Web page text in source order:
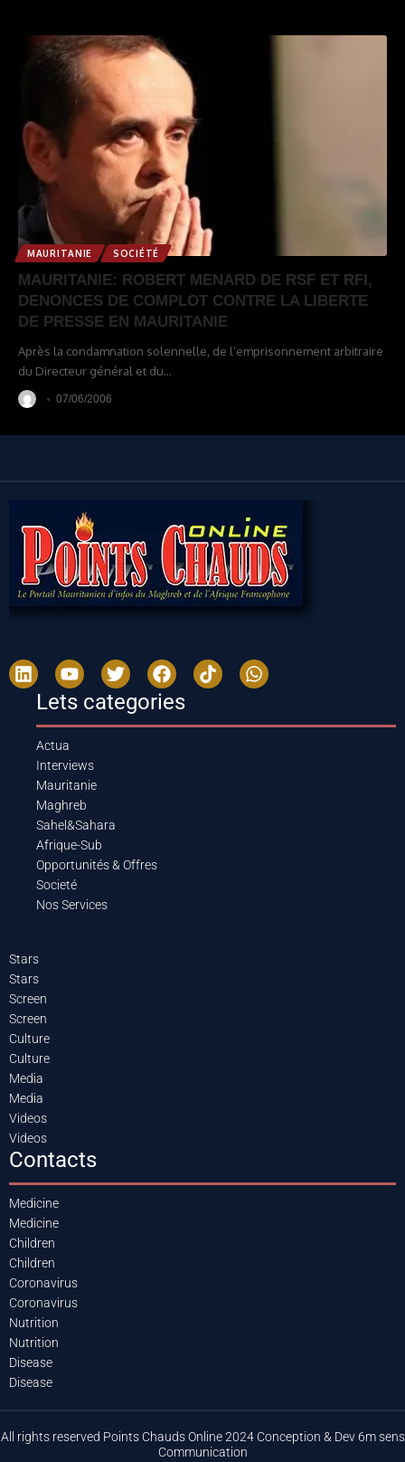
MAURITANIE SOCIÉTÉ
MAURITANIE: ROBERT MENARD DE RSF ET RFI,
DENONCES DE COMPLOT CONTRE LA LIBERTE
DE PRESSE EN MAURITANIE
Après la condamnation solennelle, de l’emprisonnement arbitraire
du Directeur général et du…
07/06/2006
Lets categories
Actua
Interviews
Mauritanie
Maghreb
Sahel&Sahara
Afrique-Sub
Opportunités & Offres
Societé
Nos Services
Stars
Stars
Screen
Screen
Culture
Culture
Media
Media
Videos
Videos
Contacts
Medicine
Medicine
Children
Children
Coronavirus
Coronavirus
Nutrition
Nutrition
Disease
Disease
All rights reserved Points Chauds Online 2024 Conception & Dev 6m sens
Communication